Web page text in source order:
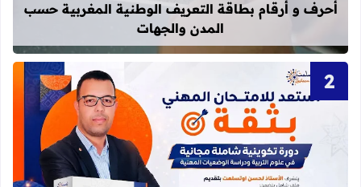
أحرف و أرقام بطاقة التعريف الوطنية المغربية حسب
المدن والجهات